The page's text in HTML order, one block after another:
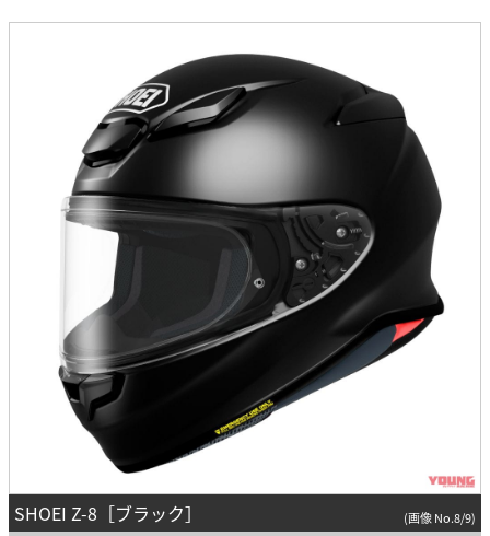
SHOEI Z-8［ブラック］ (画像 No.8/9)